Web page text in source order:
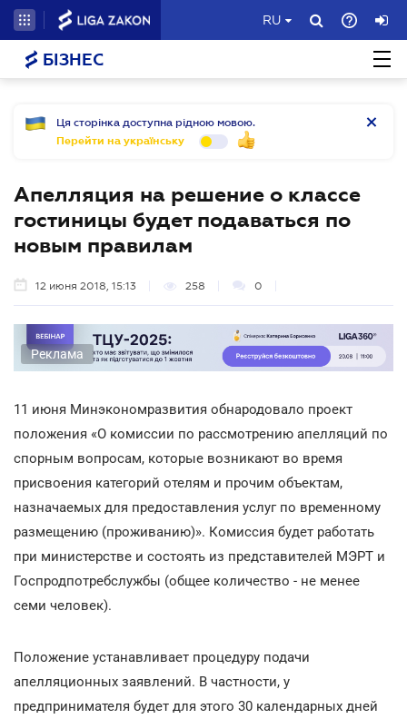
RU
БІЗНЕС
Ця сторінка доступна рідною мовою.
Перейти на українську
Апелляция на решение о классе
гостиницы будет подаваться по
новым правилам
12 июня 2018, 15:13 258 0
Реклама
11 июня Минэкономразвития обнародовало проект
положения «О комиссии по рассмотрению апелляций по
спорным вопросам, которые возникают во время
присвоения категорий отелям и прочим объектам,
назначаемых для предоставления услуг по временному
размещению (проживанию)». Комиссия будет работать
при министерстве и состоять из представителей МЭРТ и
Госпродпотребслужбы (общее количество - не менее
семи человек).
Положение устанавливает процедуру подачи
апелляционных заявлений. В частности, у
предпринимателя будет для этого 30 календарных дней